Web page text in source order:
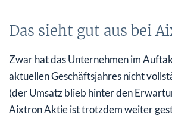
Das sieht gut aus bei
Zwar hat das Unternehmen im
aktuellen Geschäftsjahres nicht
(der Umsatz blieb hinter den
Aixtron Aktie ist trotzdem weiter